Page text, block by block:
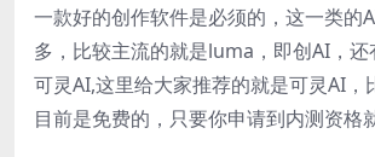
一款好的创作软件是必须的，这一类的
多，比较主流的就是luma，即创AI，还
可灵AI,这里给大家推荐的就是可灵AI，
目前是免费的，只要你申请到内测资格